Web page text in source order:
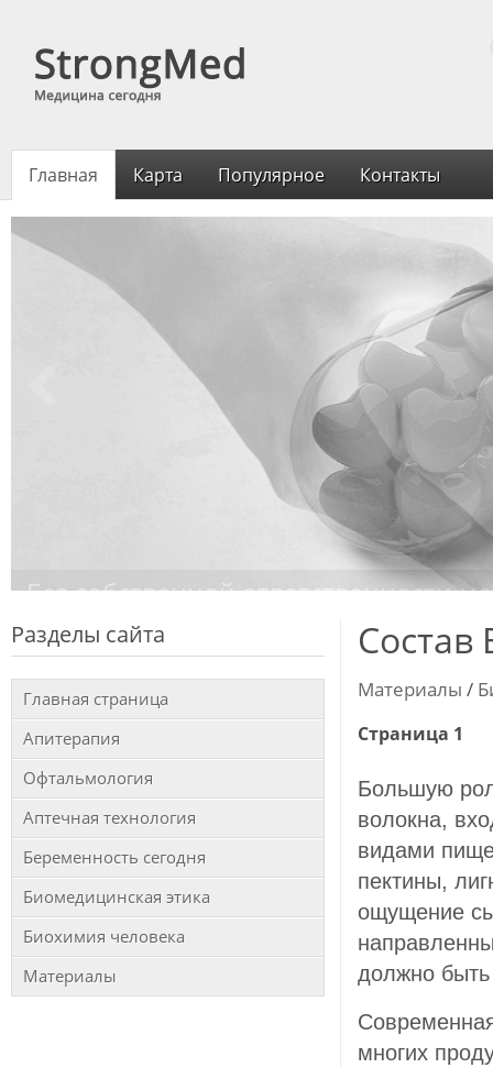
Главная Карта Популярное Контакты
Без собственной ответственности
Состав
Материалы /
Страница 1
Большую
волокна,
видами
пектины,
ощущение
должно
многих
Разделы сайта
Главная страница
Апитерапия
Офтальмология
Аптечная технология
Беременность сегодня
Биомедицинская этика
Биохимия человека
Материалы